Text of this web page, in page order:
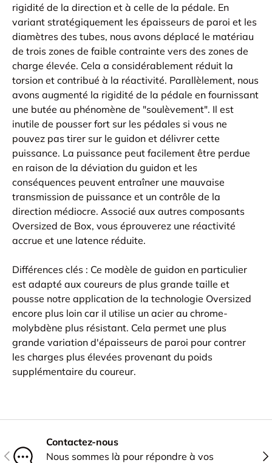
rigidité de la direction et à celle de la pédale. En
variant stratégiquement les épaisseurs de paroi et les
diamètres des tubes, nous avons déplacé le matériau
de trois zones de faible contrainte vers des zones de
charge élevée. Cela a considérablement réduit la
torsion et contribué à la réactivité. Parallèlement, nous
avons augmenté la rigidité de la pédale en fournissant
une butée au phénomène de "soulèvement". Il est
inutile de pousser fort sur les pédales si vous ne
pouvez pas tirer sur le guidon et délivrer cette
puissance. La puissance peut facilement être perdue
en raison de la déviation du guidon et les
conséquences peuvent entraîner une mauvaise
transmission de puissance et un contrôle de la
direction médiocre. Associé aux autres composants
Oversized de Box, vous éprouverez une réactivité
accrue et une latence réduite.
Différences clés : Ce modèle de guidon en particulier
est adapté aux coureurs de plus grande taille et
pousse notre application de la technologie Oversized
encore plus loin car il utilise un acier au chrome-
molybdène plus résistant. Cela permet une plus
grande variation d'épaisseurs de paroi pour contrer
les charges plus élevées provenant du poids
supplémentaire du coureur.
PRÉCÉDENT
Contactez-nous
Nous sommes là pour répondre à vos